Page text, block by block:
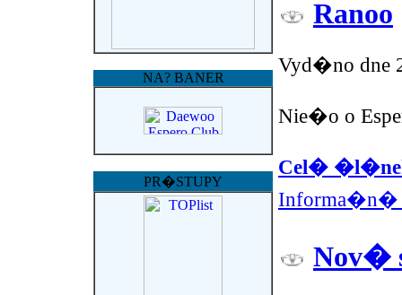
NA? BANER
PR�STUPY
Ranoo
Vyd�no dne
Nie�o o
Cel�
Informa�n�
Nov�